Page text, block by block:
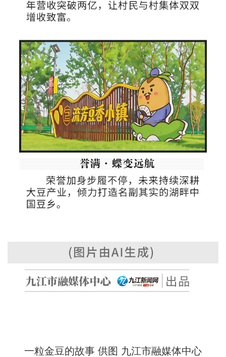
一粒金豆的故事 供图 九江市融媒体中心